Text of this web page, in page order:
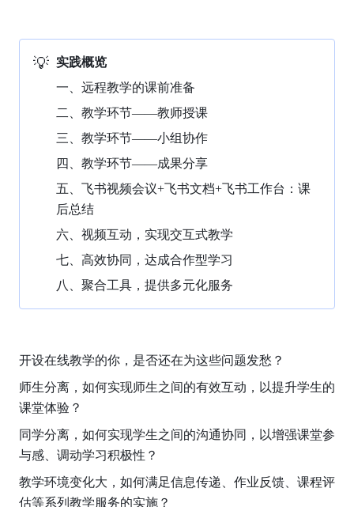
💡 实践概览
一、远程教学的课前准备
二、教学环节——教师授课
三、教学环节——小组协作
四、教学环节——成果分享
五、飞书视频会议+飞书文档+飞书工作台：课
后总结
六、视频互动，实现交互式教学
七、高效协同，达成合作型学习
八、聚合工具，提供多元化服务
开设在线教学的你，是否还在为这些问题发愁？
师生分离，如何实现师生之间的有效互动，以提升学生的
课堂体验？
同学分离，如何实现学生之间的沟通协同，以增强课堂参
与感、调动学习积极性？
教学环境变化大，如何满足信息传递、作业反馈、课程评
估等系列教学服务的实施？